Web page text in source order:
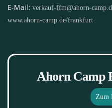
E-Mail: verkauf-ffm@ahorn-
www.ahorn-camp.de/frankfurt
Ahorn Camp
Zum